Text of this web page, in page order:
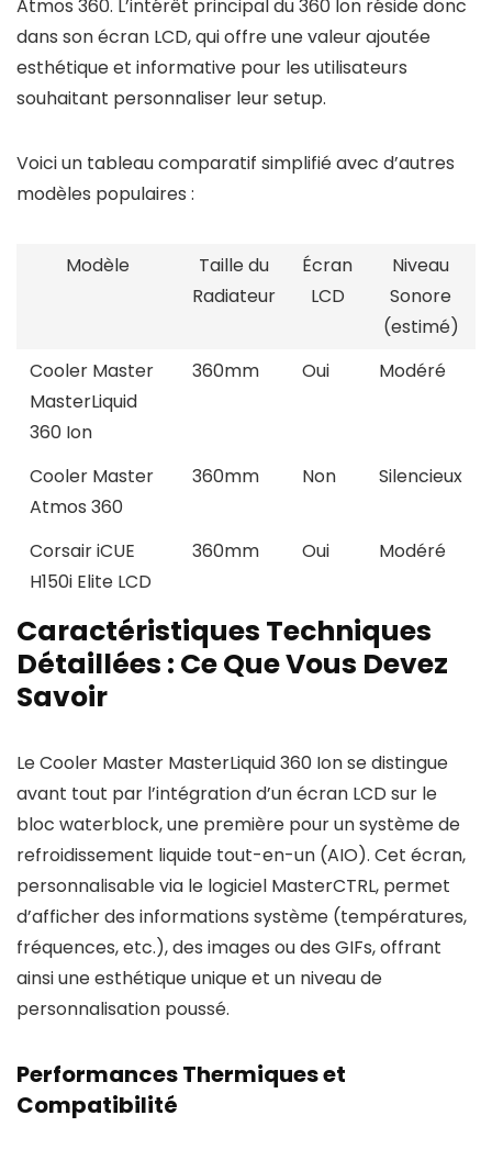
Atmos 360. L’intérêt principal du 360 Ion réside donc
dans son écran LCD, qui offre une valeur ajoutée
esthétique et informative pour les utilisateurs
souhaitant personnaliser leur setup.
Voici un tableau comparatif simplifié avec d’autres
modèles populaires :
Modèle
Taille du
Radiateur
Écran
LCD
Niveau
Sonore
(estimé)
Cooler Master
MasterLiquid
360 Ion
360mm Oui Modéré
Cooler Master
Atmos 360
360mm Non Silencieux
Corsair iCUE
H150i Elite LCD
360mm Oui Modéré
Caractéristiques Techniques
Détaillées : Ce Que Vous Devez
Savoir
Le Cooler Master MasterLiquid 360 Ion se distingue
avant tout par l’intégration d’un écran LCD sur le
bloc waterblock, une première pour un système de
refroidissement liquide tout-en-un (AIO). Cet écran,
personnalisable via le logiciel MasterCTRL, permet
d’afficher des informations système (températures,
fréquences, etc.), des images ou des GIFs, offrant
ainsi une esthétique unique et un niveau de
personnalisation poussé.
Performances Thermiques et
Compatibilité